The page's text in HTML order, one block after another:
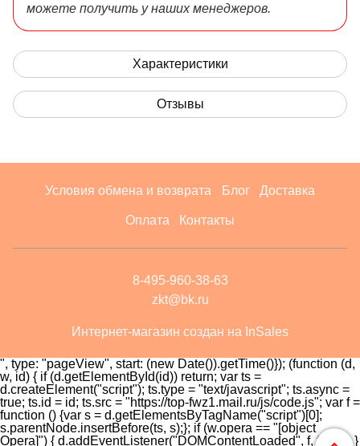
можете получить у наших менеджеров.
Характеристики
Отзывы
Условия обмена и возврата Блог Доставка
Оплата Контакты
8-495-960-38-63
zkt@bk.ru
Интернет-магазин создан на InSales
", type: "pageView", start: (new Date()).getTime()}); (function (d,
w, id) { if (d.getElementById(id)) return; var ts =
d.createElement("script"); ts.type = "text/javascript"; ts.async =
true; ts.id = id; ts.src = "https://top-fwz1.mail.ru/js/code.js"; var f =
function () {var s = d.getElementsByTagName("script")[0];
s.parentNode.insertBefore(ts, s);}; if (w.opera == "[object
Opera]") { d.addEventListener("DOMContentLoaded", f, false); }